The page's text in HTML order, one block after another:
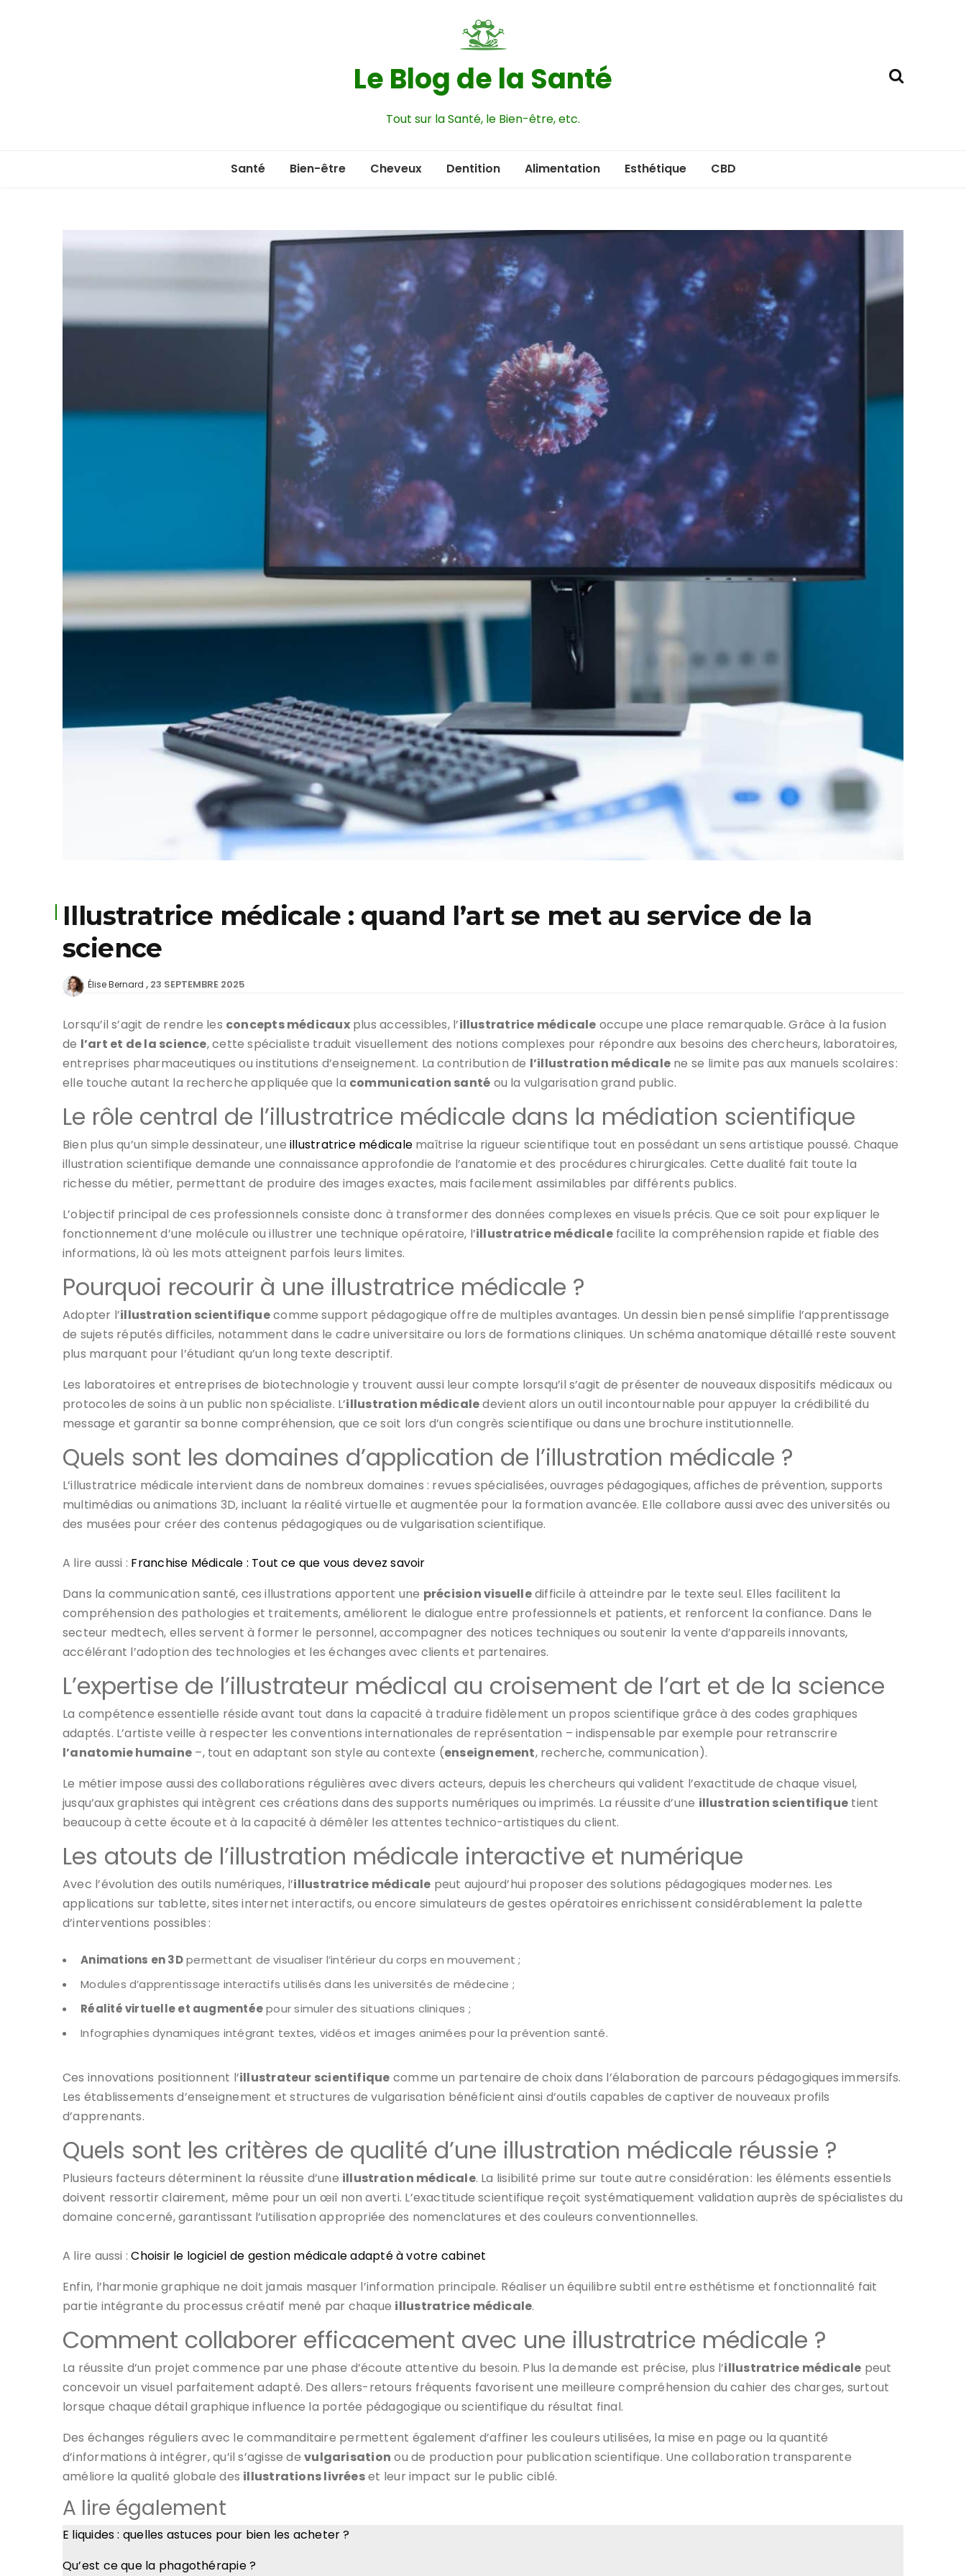
Le Blog de la Santé
Tout sur la Santé, le Bien-être, etc.
Santé Bien-être Cheveux Dentition Alimentation Esthétique CBD
Illustratrice médicale : quand l’art se met au service de la
science
Élise Bernard 23 SEPTEMBRE 2025
Lorsqu’il s’agit de rendre les concepts médicauxplus accessibles, l’illustratrice médicale occupe une place remarquable. Grâce à la fusion
de l’art et de la science, cette spécialiste traduit visuellement des notions complexes pour répondre aux besoins des chercheurs, laboratoires,
entreprises pharmaceutiques ou institutions d’enseignement. La contribution de l’illustration médicalene se limite pas aux manuels scolaires :
elle touche autant la recherche appliquée que la communication santé ou la vulgarisation grand public.
Le rôle central de l’illustratrice médicale dans la médiation scientifique
Bien plus qu’un simple dessinateur, uneillustratrice médicalemaîtrise la rigueur scientifique tout en possédant un sens artistique poussé. Chaque
illustration scientifique demande une connaissance approfondie de l’anatomie et des procédures chirurgicales. Cette dualité fait toute la
richesse du métier, permettant de produire des images exactes, mais facilement assimilables par différents publics.
L’objectif principal de ces professionnels consiste donc à transformer des données complexes en visuels précis. Que ce soit pour expliquer le
fonctionnement d’une molécule ou illustrer une technique opératoire, l’illustratrice médicalefacilite la compréhension rapide et fiable des
informations, là où les mots atteignent parfois leurs limites.
Pourquoi recourir à une illustratrice médicale ?
Adopter l’illustration scientifiquecomme support pédagogique offre de multiples avantages. Un dessin bien pensé simplifie l’apprentissage
de sujets réputés difficiles, notamment dans le cadre universitaire ou lors de formations cliniques. Un schéma anatomique détaillé reste souvent
plus marquant pour l’étudiant qu’un long texte descriptif.
Les laboratoires et entreprises de biotechnologie y trouvent aussi leur compte lorsqu’il s’agit de présenter de nouveaux dispositifs médicaux ou
protocoles de soins à un public non spécialiste. L’illustration médicaledevient alors un outil incontournable pour appuyer la crédibilité du
message et garantir sa bonne compréhension, que ce soit lors d’un congrès scientifique ou dans une brochure institutionnelle.
Quels sont les domaines d’application de l’illustration médicale ?
L’illustratrice médicale intervient dans de nombreux domaines : revues spécialisées, ouvrages pédagogiques, affiches de prévention, supports
multimédias ou animations 3D, incluant la réalité virtuelle et augmentée pour la formation avancée. Elle collabore aussi avec des universités ou
des musées pour créer des contenus pédagogiques ou de vulgarisation scientifique.
A lire aussi : Franchise Médicale : Tout ce que vous devez savoir
Dans la communication santé, ces illustrations apportent une précision visuelledifficile à atteindre par le texte seul. Elles facilitent la
compréhension des pathologies et traitements, améliorent le dialogue entre professionnels et patients, et renforcent la confiance. Dans le
secteur medtech, elles servent à former le personnel, accompagner des notices techniques ou soutenir la vente d’appareils innovants,
accélérant l’adoption des technologies et les échanges avec clients et partenaires.
L’expertise de l’illustrateur médical au croisement de l’art et de la science
La compétence essentielle réside avant tout dans la capacité à traduire fidèlement un propos scientifique grâce à des codes graphiques
adaptés. L’artiste veille à respecter les conventions internationales de représentation – indispensable par exemple pour retranscrire
l’anatomie humaine –, tout en adaptant son style au contexte (enseignement, recherche, communication).
Le métier impose aussi des collaborations régulières avec divers acteurs, depuis les chercheurs qui valident l’exactitude de chaque visuel,
jusqu’aux graphistes qui intègrent ces créations dans des supports numériques ou imprimés. La réussite d’une illustration scientifique tient
beaucoup à cette écoute et à la capacité à démêler les attentes technico-artistiques du client.
Les atouts de l’illustration médicale interactive et numérique
Avec l’évolution des outils numériques, l’illustratrice médicale peut aujourd’hui proposer des solutions pédagogiques modernes. Les
applications sur tablette, sites internet interactifs, ou encore simulateurs de gestes opératoires enrichissent considérablement la palette
d’interventions possibles :
Animations en 3Dpermettant de visualiser l’intérieur du corps en mouvement ;
Modules d’apprentissage interactifs utilisés dans les universités de médecine ;
Réalité virtuelle et augmentéepour simuler des situations cliniques ;
Infographies dynamiques intégrant textes, vidéos et images animées pour la prévention santé.
Ces innovations positionnent l’illustrateur scientifique comme un partenaire de choix dans l’élaboration de parcours pédagogiques immersifs.
Les établissements d’enseignement et structures de vulgarisation bénéficient ainsi d’outils capables de captiver de nouveaux profils
d’apprenants.
Quels sont les critères de qualité d’une illustration médicale réussie ?
Plusieurs facteurs déterminent la réussite d’une illustration médicale. La lisibilité prime sur toute autre considération : les éléments essentiels
doivent ressortir clairement, même pour un œil non averti. L’exactitude scientifique reçoit systématiquement validation auprès de spécialistes du
domaine concerné, garantissant l’utilisation appropriée des nomenclatures et des couleurs conventionnelles.
A lire aussi :Choisir le logiciel de gestion médicale adapté à votre cabinet
Enfin, l’harmonie graphique ne doit jamais masquer l’information principale. Réaliser un équilibre subtil entre esthétisme et fonctionnalité fait
partie intégrante du processus créatif mené par chaque illustratrice médicale.
Comment collaborer efficacement avec une illustratrice médicale ?
La réussite d’un projet commence par une phase d’écoute attentive du besoin. Plus la demande est précise, plus l’illustratrice médicale peut
concevoir un visuel parfaitement adapté. Des allers-retours fréquents favorisent une meilleure compréhension du cahier des charges, surtout
lorsque chaque détail graphique influence la portée pédagogique ou scientifique du résultat final.
Des échanges réguliers avec le commanditaire permettent également d’affiner les couleurs utilisées, la mise en page ou la quantité
d’informations à intégrer, qu’il s’agisse devulgarisation ou de production pour publication scientifique. Une collaboration transparente
améliore la qualité globale des illustrations livréeset leur impact sur le public ciblé.
A lire également
E liquides : quelles astuces pour bien les acheter ?
Qu’est ce que la phagothérapie ?